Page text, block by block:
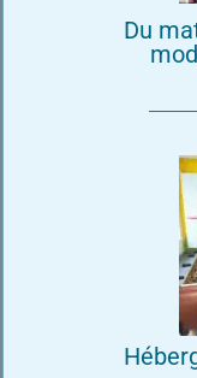
Du